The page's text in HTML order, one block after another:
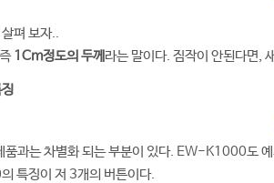
펴 보자..
1Cm정도의 두께 라는 말이다. 짐작이 안된다면,
품과는 차별화 되는 부분이 있다. EW-K1000도
특징이 저 3개의 버튼이다.